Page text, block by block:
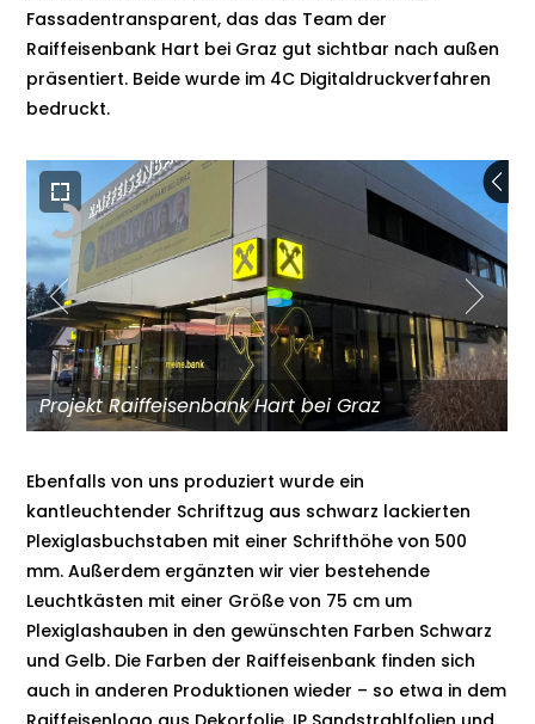
Fassadentransparent, das das Team der
Raiffeisenbank Hart bei Graz gut sichtbar nach außen
präsentiert. Beide wurde im 4C Digitaldruckverfahren
bedruckt.
Projekt Raiffeisenbank Hart bei Graz
Ebenfalls von uns produziert wurde ein
kantleuchtender Schriftzug aus schwarz lackierten
Plexiglasbuchstaben mit einer Schrifthöhe von 500
mm. Außerdem ergänzten wir vier bestehende
Leuchtkästen mit einer Größe von 75 cm um
Plexiglashauben in den gewünschten Farben Schwarz
und Gelb. Die Farben der Raiffeisenbank finden sich
auch in anderen Produktionen wieder – so etwa in dem